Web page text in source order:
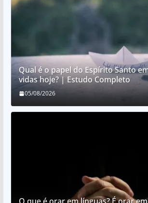
Qual é o papel do Espírito Santo
vidas hoje? | Estudo Completo
05/08/2026